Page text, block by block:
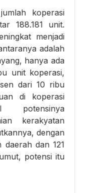
koperasi
188.181 unit.
menjadi
adalah
hanya ada
unit koperasi,
dari 10 ribu
di koperasi
potensinya
kerakyatan
dengan
daerah dan 121
potensi itu